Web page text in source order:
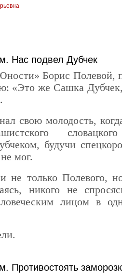
Нас подвел Дубчек
Борис Полевой,
«Это же Сашка
свою молодость,
будучи
мог.
не только Полевого,
никого не
лицом в
Противостоять